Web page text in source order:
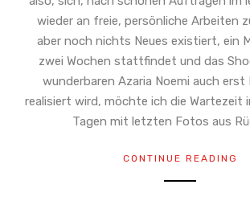
wieder an freie, persönliche Arbeiten
aber noch nichts Neues existiert, ein
zwei Wochen stattfindet und das
wunderbaren Azaria Noemi auch erst
realisiert wird, möchte ich die Wartezeit
Tagen mit letzten Fotos aus
CONTINUE READING